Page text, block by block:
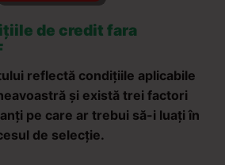
de credit fara
reflectă condițiile aplicabile
și există trei factori
pe care ar trebui să-i luați în
de selecție.